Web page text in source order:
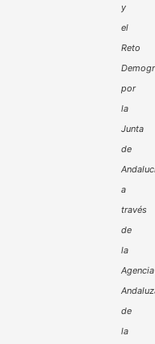
y
el
Reto
por
la
Junta
de
a
través
de
la
Agencia
de
la